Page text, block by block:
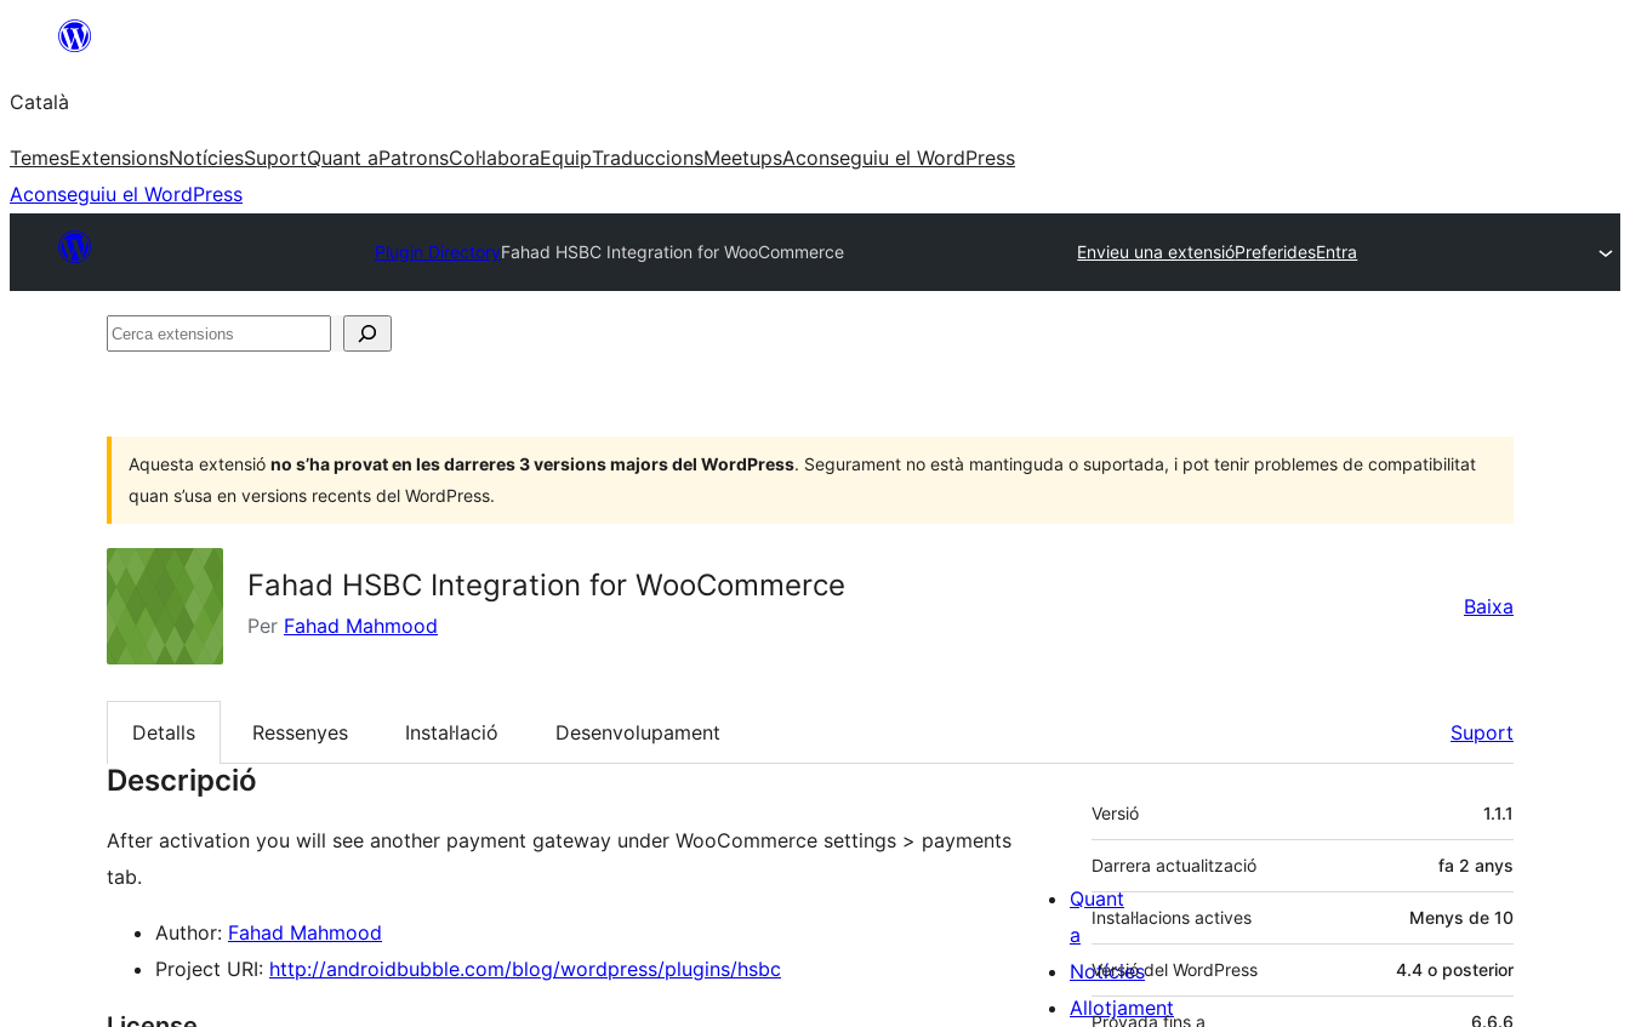
contingut
Català
TemesExtensionsNotíciesSuportQuant aPatronsCol·laboraEquipTraduccionsMeetupsAconseguiu el WordPress
Aconseguiu el WordPress
Plugin DirectoryFahad HSBC Integration for WooCommerce Envieu una extensióPreferidesEntra
Cerca
Aquesta extensió no s’ha provat en les darreres 3 versions majors del WordPress. Segurament no està mantinguda o suportada, i pot tenir problemes de compatibilitat
quan s’usa en versions recents del WordPress.
Fahad HSBC Integration for WooCommerce
Per Fahad Mahmood
Baixa
Detalls Ressenyes Instal·lació Desenvolupament Suport
Descripció
After activation you will see another payment gateway under WooCommerce settings > payments
tab.
Author: Fahad Mahmood
Project URI: http://androidbubble.com/blog/wordpress/plugins/hsbc
Meta
Versió 1.1.1
Darrera actualització fa 2 anys
Instal·lacions actives Menys de 10
Versió del WordPress 4.4 o posterior
Provada fins a 6.6.6
Quant
a
Notícies
Allotjament